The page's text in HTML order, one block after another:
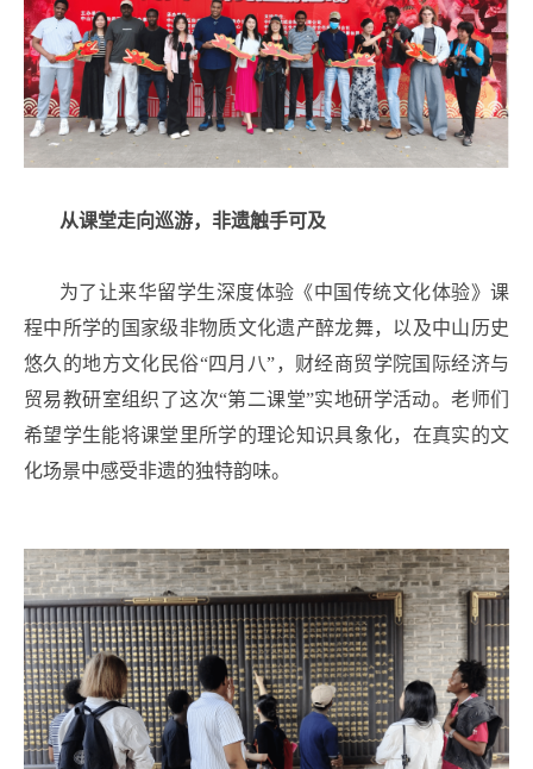
从课堂走向巡游，非遗触手可及
为了让来华留学生深度体验《中国传统文化体验》课
程中所学的国家级非物质文化遗产醉龙舞，以及中山历史
悠久的地方文化民俗“四月八”，财经商贸学院国际经济与
贸易教研室组织了这次“第二课堂”实地研学活动。老师们
希望学生能将课堂里所学的理论知识具象化，在真实的文
化场景中感受非遗的独特韵味。